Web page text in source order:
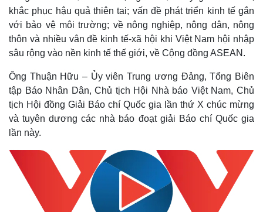
khắc phục hậu quả thiên tai; vấn đề phát triển kinh tế gắn
với bảo vệ môi trường; về nông nghiệp, nông dân, nông
thôn và nhiều vân đề kinh tế-xã hội khi Việt Nam hội nhập
sâu rộng vào nền kinh tế thế giới, về Cộng đồng ASEAN.
Ông Thuận Hữu – Ủy viên Trung ương Đảng, Tổng Biên
tập Báo Nhân Dân, Chủ tịch Hội Nhà báo Việt Nam, Chủ
tịch Hội đồng Giải Báo chí Quốc gia lần thứ X chúc mừng
và tuyên dương các nhà báo đoạt giải Báo chí Quốc gia
lần này.